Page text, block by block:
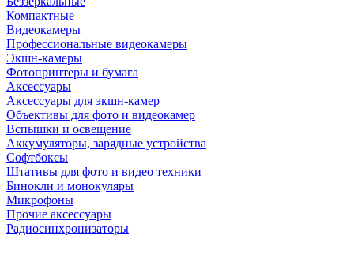
Компактные
Видеокамеры
Профессиональные видеокамеры
Экшн-камеры
Фотопринтеры и бумага
Аксессуары
Аксессуары для экшн-камер
Объективы для фото и видеокамер
Вспышки и освещение
Аккумуляторы, зарядные устройства
Софтбоксы
Штативы для фото и видео техники
Бинокли и монокуляры
Микрофоны
Прочие аксессуары
Радиосинхронизаторы